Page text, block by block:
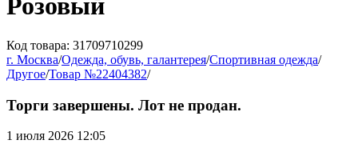
Розовый
Код товара: 31709710299
г. Москва/Одежда, обувь, галантерея/Спортивная одежда/
Другое/Товар №22404382/
Торги завершены. Лот не продан.
1 июля 2026 12:05